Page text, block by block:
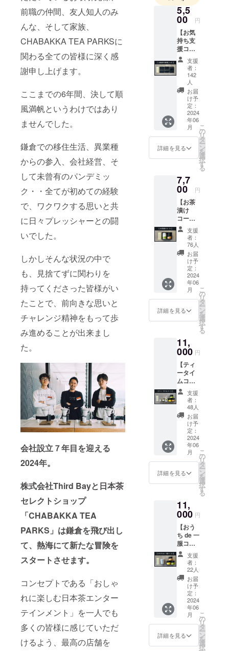
前職の仲間、友人知人のみ
んな、そして家族、
CHABAKKA TEA PARKSに
関わる全ての皆様に深く感
謝申し上げます。
ここまでの6年間、決して順
風満帆というわけではあり
ませんでした。
鎌倉での移住生活、異業種
からの参入、会社経営、そ
して未曾有のパンデミッ
ク・・全てが初めての経験
で、ワクワクする思いと共
に日々プレッシャーとの闘
いでした。
しかしそんな状況の中で
も、見捨てずに関わりを
持ってくださった皆様がい
たことで、前向きな思いと
チャレンジ精神をもって歩
み進めることが出来まし
た。
会社設立７年目を迎える
2024年。
株式会社Third Bayと日本茶
セレクトショップ
「CHABAKKA TEA
PARKS」は鎌倉を飛び出し
て、熱海にて新たな冒険を
スタートさせます。
コンセプトである「おしゃ
れに楽しむ日本茶エンター
テインメント」を一人でも
多くの皆様に感じていただ
けるよう、最高の店舗を
育成・新店
舗の立ち上
げなど幅広
い分野で従
2017年、約
12年に渡り
携わってき
たファッ
ション業界
を卒業。
2018年、自
身が代表を
務める株式
会社Third
同年4月、神
奈川県鎌倉
CHABAKKA
TEA PARKS
を開業。
日本茶セレ
クトショッ
「CHABAKK
PARKS」、
「SAUNA＋
TEA」の運営
をメイン
に、食の専
門学校「レ
コールバン
タン」講
師、行政や
大学での講
演活動、企
業の経営コ
ンサルティ
ングやリブ
グサポート
などを手掛
斜陽産業と
化している
日本の伝統
産業やモノ
づくりの現
場に焦点を
置き、斬新
な切り口と
アイデアで
新たな付加
5,5
00 円
【お気
持ち支
援コー
ス】 ◎
シング
ルオリ
ジン茶
葉
30g×3
品種
（オリ
ジナル
パッ
ケージ
付） ⇒
ンダム
で2種類
fire限定
品種1種
類を
チョイ
スさせ
ていた
だきま
す。 ※
原材料
及び添
加物等
の食品
表示は
お届け
されま
す。 商
品開封
前には
必ずお
届けの
リター
ンに貼
付され
たラベ
ルや注
意書き
をご確
認くだ
さい。
セット
の
ト 有
効期
限：
2027年
4月30日
⇒熱海
店・鎌
倉店両
店舗で
使用可
能のド
リンク
チケッ
ト。 す
クが対
象とな
支援
者：
142
人
お届
け予
定：
2024
年06
月
詳細を見る
こ
の
リ
タ
ー
ン
を
選
択
す
る
7,7
00 円
【お茶
漬け
コー
ス】 ◎
限定お
茶漬け
30g＆ほ
うじ茶
30gセッ
ト（オ
リジナ
ル茶缶
付）
⇒Cam
pfire限
の素と
ほうじ
茶を組
み合わ
せた特
別な
セッ
ト。 ※
原材料
及び添
加物等
の食品
表示は
お届け
商品の
ラベル
に表記
前には
必ずお
リター
ンに貼
付され
たラベ
ルや注
意書き
をご確
認くだ
さい。
◎5枚1
セット
ティー
チケッ
支援
者：
76人
お届
け予
定：
2024
年06
月
詳細を見る
こ
の
リ
タ
ー
ン
を
選
択
す
る
11,
000 円
【ティ
ータイ
ムコー
ス】 ◎
抹茶ス
イーツ
＆日本
茶セッ
ト（オ
リジナ
ル茶缶
付） ⇒
抹茶サ
ブレ+抹
茶ポッ
ジャム
の3種類
のス
イーツ
とシン
グルオ
リジン
30g×3
品種を
組み合
わせた
特別な
セッ
ト。 ※
シング
ルオリ
ジンは
支援
者：
48人
お届
け予
定：
2024
年06
月
詳細を見る
こ
の
リ
タ
ー
ン
を
選
択
す
る
11,
000 円
【おう
ち de 一
服コー
ス】 ◎
オリジ
ナルマ
グ＆日
本茶
セット
（オリ
ジナル
茶缶
付） ⇒
ロゴ入
りの波
支援
者：
22人
お届
け予
定：
2024
年06
月
詳細を見る
こ
の
リ
タ
ー
ン
を
選
択